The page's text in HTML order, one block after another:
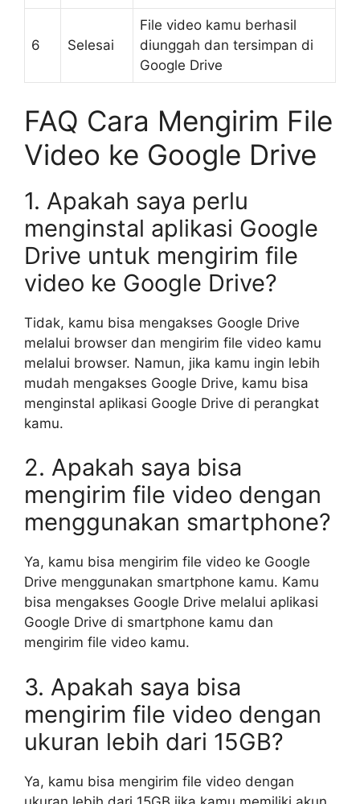
6 Selesai
File video kamu berhasil
diunggah dan tersimpan di
Google Drive
FAQ Cara Mengirim File
Video ke Google Drive
1. Apakah saya perlu
menginstal aplikasi Google
Drive untuk mengirim file
video ke Google Drive?
Tidak, kamu bisa mengakses Google Drive
melalui browser dan mengirim file video kamu
melalui browser. Namun, jika kamu ingin lebih
mudah mengakses Google Drive, kamu bisa
menginstal aplikasi Google Drive di perangkat
kamu.
2. Apakah saya bisa
mengirim file video dengan
menggunakan smartphone?
Ya, kamu bisa mengirim file video ke Google
Drive menggunakan smartphone kamu. Kamu
bisa mengakses Google Drive melalui aplikasi
Google Drive di smartphone kamu dan
mengirim file video kamu.
3. Apakah saya bisa
mengirim file video dengan
ukuran lebih dari 15GB?
Ya, kamu bisa mengirim file video dengan